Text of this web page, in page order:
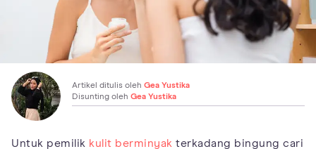
Artikel ditulis oleh Gea Yustika
Disunting oleh Gea Yustika
Untuk pemilik kulit berminyak terkadang bingung cari